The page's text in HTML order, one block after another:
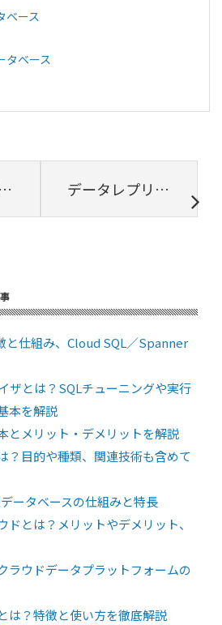
ベース
タベース
データレプリケーションの基本、仕組みやメリットなどを解説
と仕組み、Cloud SQL／Spanner
ザとは？SQLチューニングや実行
本を解説
とメリット・デメリットを解説
？目的や種類、関連技術も含めて
ータベースの仕組みと特長
ドとは？メリットやデメリット、
ラウドデータプラットフォームの
は？特徴と使い方を徹底解説